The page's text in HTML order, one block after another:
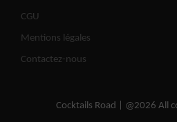
CGU
Mentions légales
Contactez-nous
Cocktails Road | @2026 All